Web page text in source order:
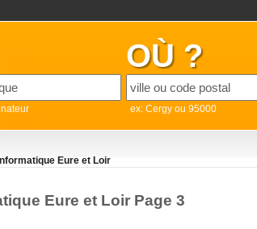
OÙ ?
ex: Cergy ou 95000
Eure et Loir
Eure et Loir Page 3